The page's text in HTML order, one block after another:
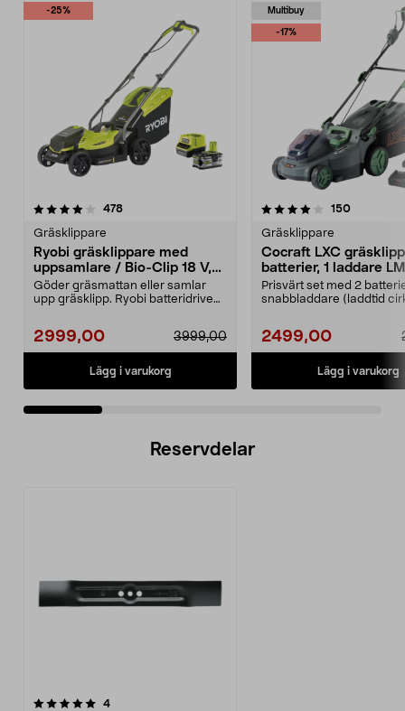
-25%
478recensioner
Gräsklippare
Ryobi gräsklippare med
uppsamlare / Bio-Clip 18 V,
RLM18X33B50
Göder gräsmattan eller samlar
upp gräsklipp. Ryobi batteridriven
2999,00 3999,00
Lägg i varukorg
Multibuy
-17%
4.0 av 5 stjärnor 150
Gräsklippare
Cocraft LXC
batterier, 1 laddare
Prisvärt set med 2
snabbladdare (laddtid
2499,00
Lägg i varukorg
4.5 av 5 stjärnor
Reservdelar
4recensioner